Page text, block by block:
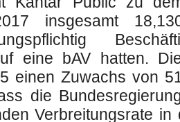
insgesamt
eine bAV hatten.
einen Zuwachs von
die
Verbreitungsrate in